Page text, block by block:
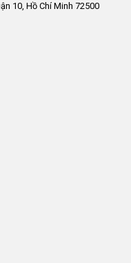
10, Hồ Chí Minh 72500